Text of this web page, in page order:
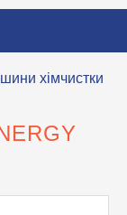
хімчистки